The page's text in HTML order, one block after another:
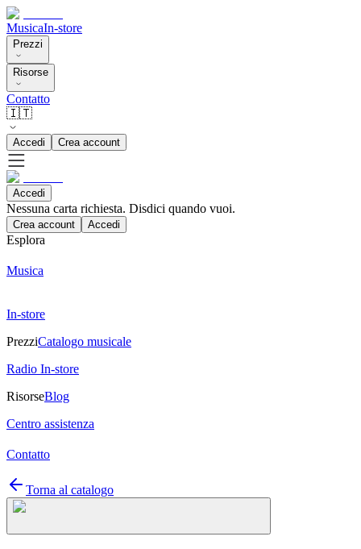
MusicaIn-store
Prezzi
Risorse
Contatto
🇮🇹
Accedi Crea account
Accedi
Nessuna carta richiesta. Disdici quando vuoi.
Crea account Accedi
Esplora
Musica
In-store
PrezziCatalogo musicale
Radio In-store
RisorseBlog
Centro assistenza
Contatto
Torna al catalogo